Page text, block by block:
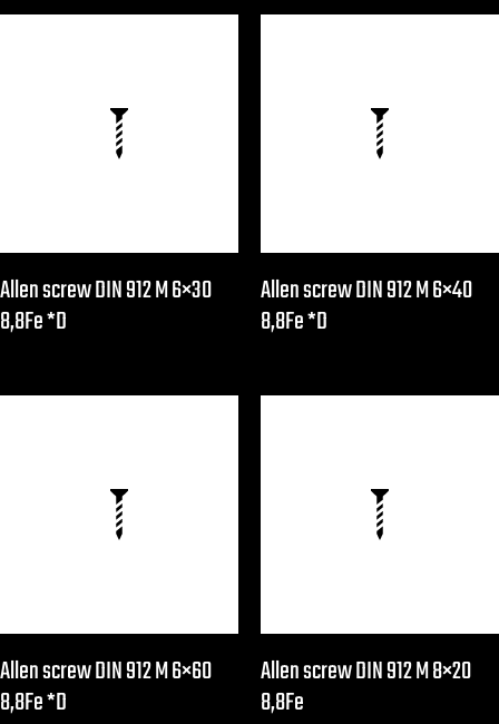
Allen screw DIN 912 M 6×30
8,8Fe *D
Allen screw DIN 912 M 6×40
8,8Fe *D
Allen screw DIN 912 M 6×60
8,8Fe *D
Allen screw DIN 912 M 8×20
8,8Fe